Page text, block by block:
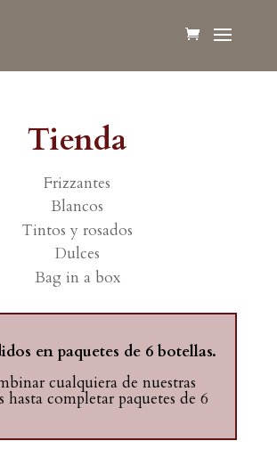
Tienda
Frizzantes
Blancos
Tintos y rosados
Dulces
Bag in a box
en paquetes de 6 botellas.
cualquiera de nuestras
hasta completar paquetes de 6